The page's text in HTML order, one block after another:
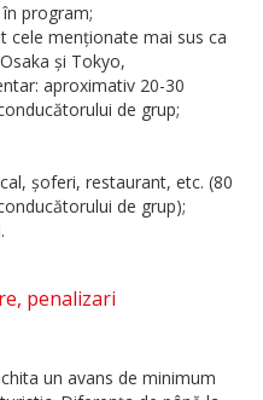
program;
cele menționate mai sus ca
și Tokyo,
aproximativ 20-30
de grup;
șoferi, restaurant, etc. (80
de grup);
penalizari
un avans de minimum